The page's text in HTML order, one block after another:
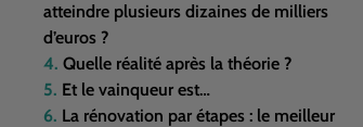
atteindre plusieurs dizaines de milliers
d’euros ?
Quelle réalité après la théorie ?
Et le vainqueur est…
La rénovation par étapes : le meilleur